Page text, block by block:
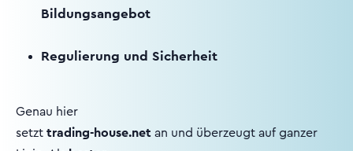
Bildungsangebot
Regulierung und Sicherheit
Genau hier
setzt trading-house.net an und überzeugt auf ganzer